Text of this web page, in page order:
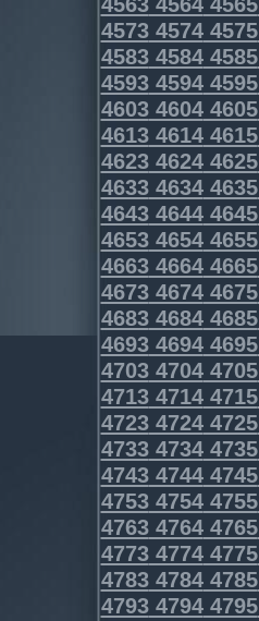
457345744575
458345844585
459345944595
460346044605
461346144615
462346244625
463346344635
464346444645
465346544655
466346644665
467346744675
468346844685
469346944695
470347044705
471347144715
472347244725
473347344735
474347444745
475347544755
476347644765
477347744775
478347844785
479347944795